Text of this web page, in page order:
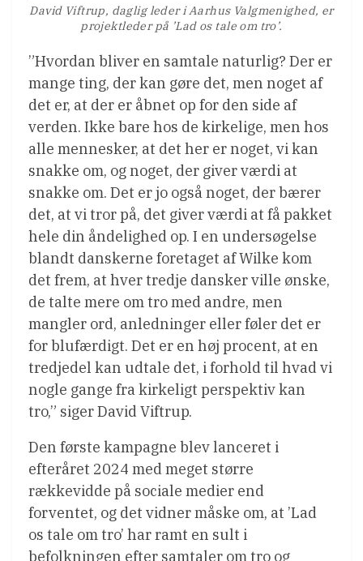
David Viftrup, daglig leder i Aarhus Valgmenighed, er
projektleder på ’Lad os tale om tro’.
”Hvordan bliver en samtale naturlig? Der er
mange ting, der kan gøre det, men noget af
det er, at der er åbnet op for den side af
verden. Ikke bare hos de kirkelige, men hos
alle mennesker, at det her er noget, vi kan
snakke om, og noget, der giver værdi at
snakke om. Det er jo også noget, der bærer
det, at vi tror på, det giver værdi at få pakket
hele din åndelighed op. I en undersøgelse
blandt danskerne foretaget af Wilke kom
det frem, at hver tredje dansker ville ønske,
de talte mere om tro med andre, men
mangler ord, anledninger eller føler det er
for blufærdigt. Det er en høj procent, at en
tredjedel kan udtale det, i forhold til hvad vi
nogle gange fra kirkeligt perspektiv kan
tro,” siger David Viftrup.
Den første kampagne blev lanceret i
efteråret 2024 med meget større
rækkevidde på sociale medier end
forventet, og det vidner måske om, at ’Lad
os tale om tro’ har ramt en sult i
befolkningen efter samtaler om tro og